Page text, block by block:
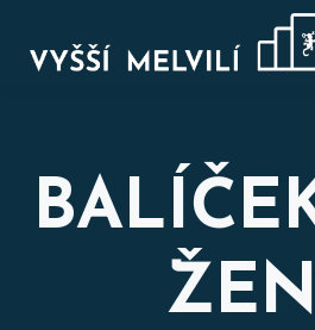
VÝHODNÉ
BLOG